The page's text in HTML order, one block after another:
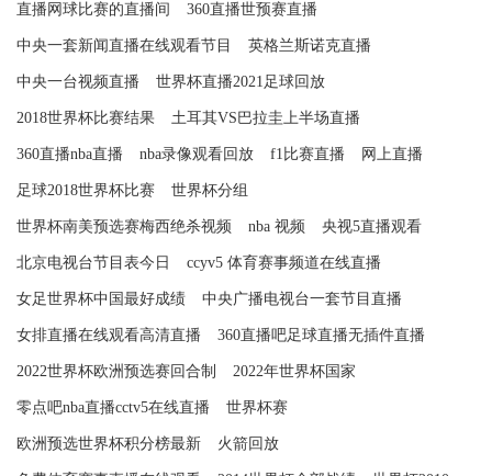
直播网球比赛的直播间 360直播世预赛直播
中央一套新闻直播在线观看节目 英格兰斯诺克直播
中央一台视频直播 世界杯直播2021足球回放
2018世界杯比赛结果 土耳其VS巴拉圭上半场直播
360直播nba直播 nba录像观看回放 f1比赛直播 网上直播
足球2018世界杯比赛 世界杯分组
世界杯南美预选赛梅西绝杀视频 nba 视频 央视5直播观看
北京电视台节目表今日 ccyv5 体育赛事频道在线直播
女足世界杯中国最好成绩 中央广播电视台一套节目直播
女排直播在线观看高清直播 360直播吧足球直播无插件直播
2022世界杯欧洲预选赛回合制 2022年世界杯国家
零点吧nba直播cctv5在线直播 世界杯赛
欧洲预选世界杯积分榜最新 火箭回放